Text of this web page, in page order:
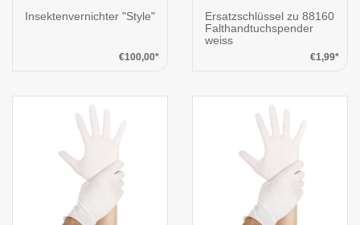
Insektenvernichter "Style"
€100,00*
Ersatzschlüssel zu 88160
Falthandtuchspender
weiss
€1,99*